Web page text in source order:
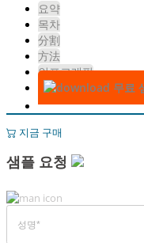
요약
목차
分割
方法
인포그래픽
무료
지금 구매
샘플 요청